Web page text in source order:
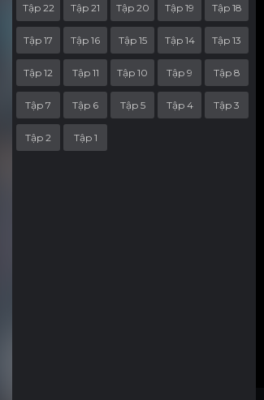
Tập 22 Tập 21 Tập 20 Tập 19 Tập 18
Tập 17 Tập 16 Tập 15 Tập 14 Tập 13
Tập 12 Tập 11 Tập 10 Tập 9 Tập 8
Tập 7 Tập 6 Tập 5 Tập 4 Tập 3
Tập 2 Tập 1